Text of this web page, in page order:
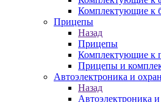
Комплектующие к
Прицепы
Назад
Прицепы
Комплектующие к
Прицепы и
Автоэлектроника и
Назад
Автоэлектроника